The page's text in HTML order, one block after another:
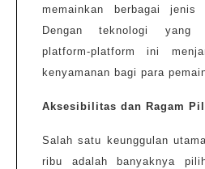
memainkan berbagai
Dengan teknologi yang
platform-platform ini
kenyamanan bagi para
Aksesibilitas dan Ragam
Salah satu keunggulan
ribu adalah banyaknya